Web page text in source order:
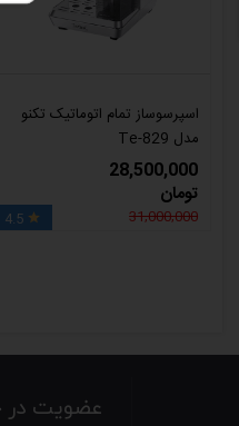
اسپرسوساز تمام اتوماتیک تکنو
مدل Te-829
28,500,000
تومان
31,000,000

4.5
عضویت در